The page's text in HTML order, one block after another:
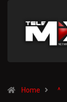
Home ^